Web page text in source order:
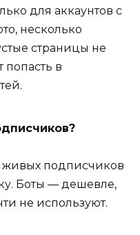
для аккаунтов с
несколько
страницы не
в
живых подписчиков
Боты — дешевле,
не используют.